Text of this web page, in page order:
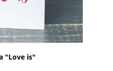
"Love is"